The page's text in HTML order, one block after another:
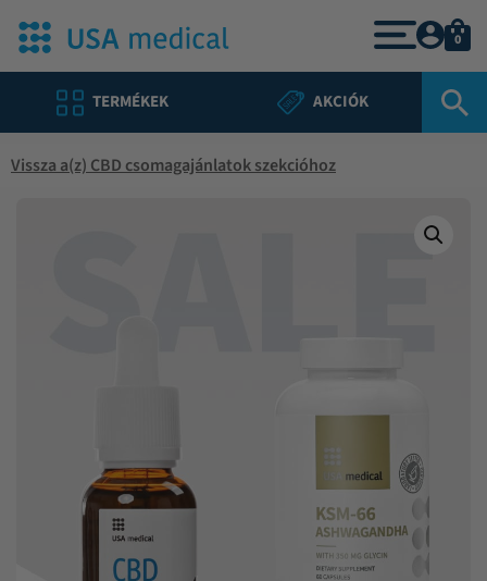
TERMÉKEK AKCIÓK
0
Vissza a(z) CBD csomagajánlatok szekcióhoz